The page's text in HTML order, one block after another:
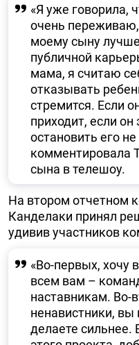
«Я уже говорила,
очень
моему сыну
публичной
мама, я считаю
отказывать
стремится. Если
приходит, если он
остановить его
комментировала
сына в телешоу.
На втором отчетном
Канделаки принял
удивив участников
«Во-первых, хочу
всем вам –
наставникам. Во-
ненавистники,
делаете сильнее.